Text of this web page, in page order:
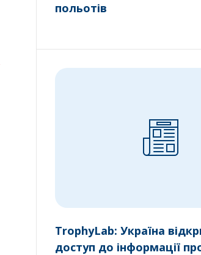
польотів
TrophyLab: Україна
доступ до інформації